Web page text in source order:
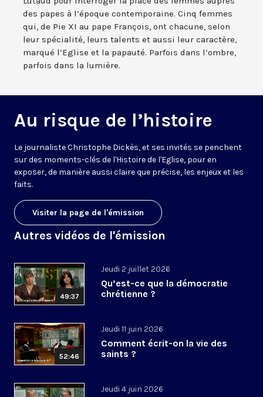
des papes à l’époque contemporaine. Cinq femmes
qui, de Pie XI au pape François, ont chacune, selon
leur spécialité, leurs talents et aussi leur caractère,
marqué l’Eglise et la papauté. Parfois dans l’ombre,
parfois dans la lumière.
Au risque de l’histoire
Le journaliste Christophe Dickès, et ses invités se penchent
sur des moments-clés de l'Histoire de l'Eglise, pour en
exposer, de manière aussi claire que précise, les enjeux et les
faits.
Visiter la page de l'émission
Autres vidéos de l'émission
49:37
Jeudi 2 juillet 2026
Qu’est-ce que la démocratie
chrétienne ?
52:46
Jeudi 11 juin 2026
Comment écrit-on la vie des
saints ?
Jeudi 4 juin 2026